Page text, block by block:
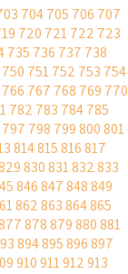
704705 706 707
720 721722 723
735 736 737 738
750 751752 753 754
766 767 768 769 770
782 783 784785
797 798 799800801
814815816817
830831832833
846847848849
862863864865
878879880881
894895896897
910911912913